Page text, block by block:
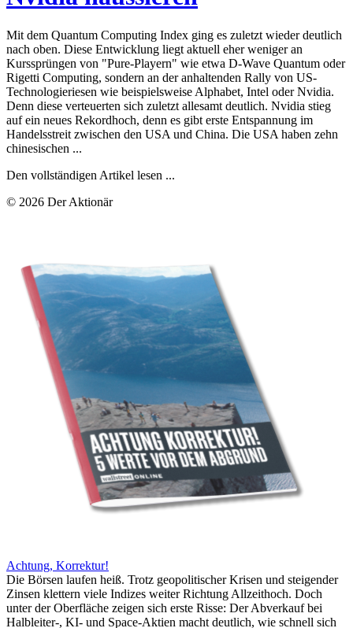
Mit dem Quantum Computing Index ging es zuletzt wieder deutlich
nach oben. Diese Entwicklung liegt aktuell eher weniger an
Kurssprüngen von "Pure-Playern" wie etwa D-Wave Quantum oder
Rigetti Computing, sondern an der anhaltenden Rally von US-
Technologieriesen wie beispielsweise Alphabet, Intel oder Nvidia.
Denn diese verteuerten sich zuletzt allesamt deutlich. Nvidia stieg
auf ein neues Rekordhoch, denn es gibt erste Entspannung im
Handelsstreit zwischen den USA und China. Die USA haben zehn
chinesischen ...
Den vollständigen Artikel lesen ...
© 2026 Der Aktionär
Achtung, Korrektur!
Die Börsen laufen heiß. Trotz geopolitischer Krisen und steigender
Zinsen klettern viele Indizes weiter Richtung Allzeithoch. Doch
unter der Oberfläche zeigen sich erste Risse: Der Abverkauf bei
Halbleiter-, KI- und Space-Aktien macht deutlich, wie schnell sich